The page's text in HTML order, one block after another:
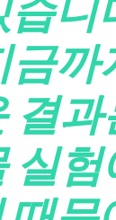
금까
결
실